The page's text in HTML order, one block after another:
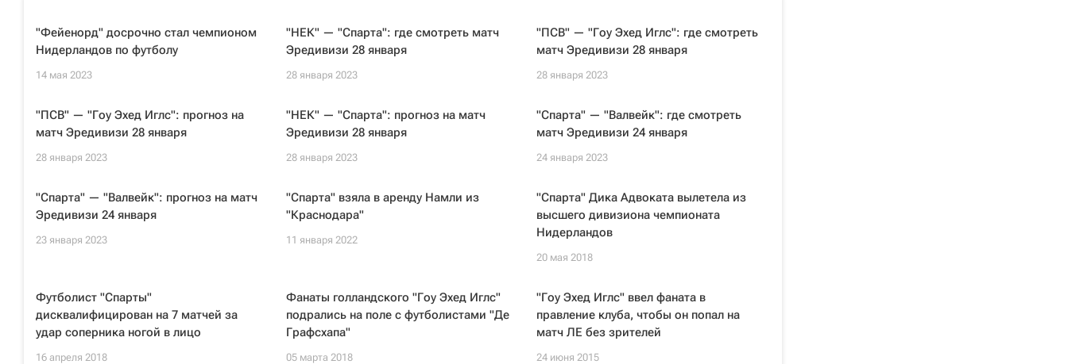
"Фейенорд" досрочно стал чемпионом
Нидерландов по футболу
14 мая 2023
"НЕК" — "Спарта": где смотреть матч
Эредивизи 28 января
28 января 2023
"ПСВ" — "Гоу Эхед Иглс": где смотреть
матч Эредивизи 28 января
28 января 2023
"ПСВ" — "Гоу Эхед Иглс": прогноз на
матч Эредивизи 28 января
28 января 2023
"НЕК" — "Спарта": прогноз на матч
Эредивизи 28 января
28 января 2023
"Спарта" — "Валвейк": где смотреть
матч Эредивизи 24 января
24 января 2023
"Спарта" — "Валвейк": прогноз на матч
Эредивизи 24 января
23 января 2023
"Спарта" взяла в аренду Намли из
"Краснодара"
11 января 2022
"Спарта" Дика Адвоката вылетела из
высшего дивизиона чемпионата
Нидерландов
20 мая 2018
Футболист "Спарты"
дисквалифицирован на 7 матчей за
удар соперника ногой в лицо
16 апреля 2018
Фанаты голландского "Гоу Эхед Иглс"
подрались на поле с футболистами "Де
Графсхапа"
05 марта 2018
"Гоу Эхед Иглс" ввел фаната в
правление клуба, чтобы он попал на
матч ЛЕ без зрителей
24 июня 2015